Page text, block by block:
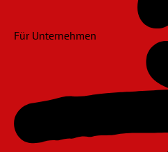
Für Unternehmen